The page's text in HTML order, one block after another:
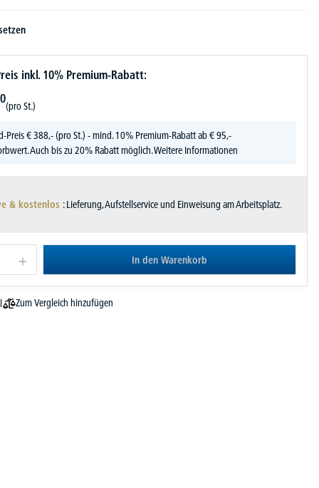
inkl. 10% Premium-Rabatt:
(pro St.)
Preis€388,-(pro St.) - mind. 10% Premium-Rabatt ab € 95,-
Auch bis zu 20% Rabatt möglich.Weitere Informationen
& kostenlos : Lieferung, Aufstellservice und Einweisung am Arbeitsplatz.
In den Warenkorb
Zum Vergleich hinzufügen